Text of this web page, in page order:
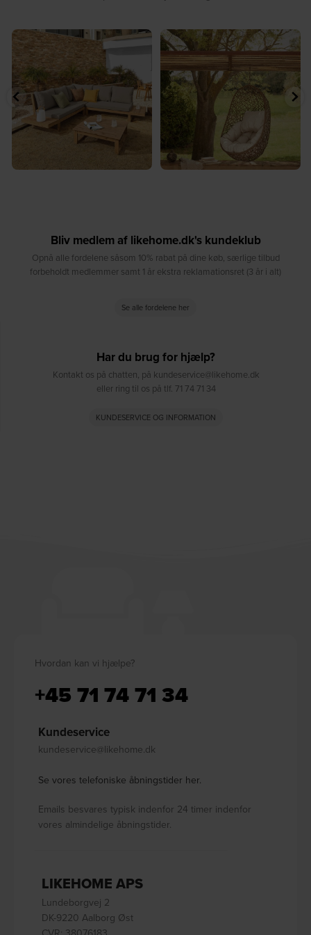
☀️ Find dit yndlingssted denne
7 0
🤍 Rå materialer møder
...
0
Bliv medlem af likehome.dk's kundeklub
Opnå alle fordelene såsom 10% rabat på dine køb, særlige tilbud
forbeholdt medlemmer samt 1 år ekstra reklamationsret (3 år i alt)
Se alle fordelene her
Har du brug for hjælp?
Kontakt os på chatten, på kundeservice@likehome.dk
eller ring til os på tlf. 71 74 71 34
KUNDESERVICE OG INFORMATION
Hvordan kan vi hjælpe?
+45 71 74 71 34
Kundeservice
kundeservice@likehome.dk
Se vores telefoniske åbningstider her.
Emails besvares typisk indenfor 24 timer indenfor
vores almindelige åbningstider.
LIKEHOME APS
Lundeborgvej 2
DK-9220 Aalborg Øst